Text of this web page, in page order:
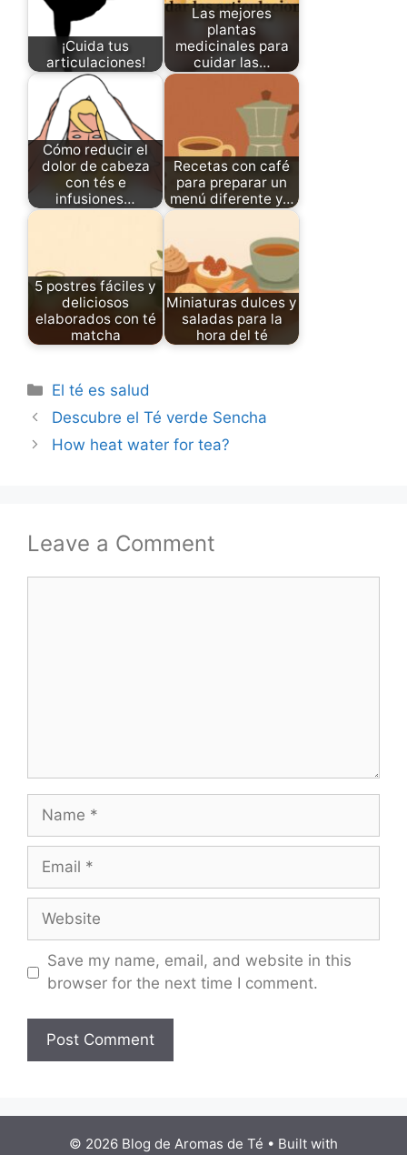
¡Cuida tus
articulaciones!
Las mejores
plantas
medicinales para
cuidar las…
Cómo reducir el
dolor de cabeza
con tés e
infusiones…
Recetas con café
para preparar un
menú diferente y…
5 postres fáciles y
deliciosos
elaborados con té
matcha
Miniaturas dulces y
saladas para la
hora del té
Categories
El té es salud
Descubre el Té verde Sencha
How heat water for tea?
Leave a Comment
Name
Email
Website
Save my name, email, and website in this
browser for the next time I comment.
© 2026 Blog de Aromas de Té • Built with